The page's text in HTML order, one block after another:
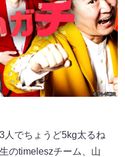
人でちょうど5kg太るね
のtimeleszチーム、山